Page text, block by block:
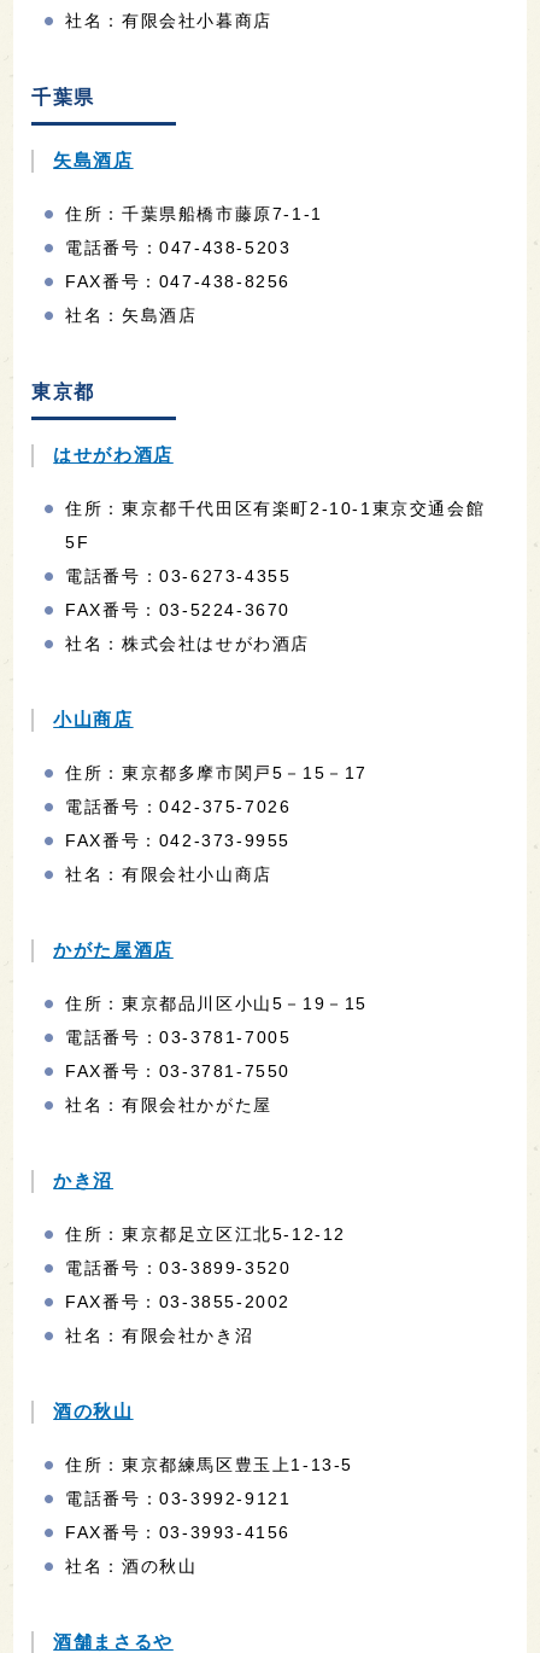
社名：有限会社小暮商店
千葉県
矢島酒店
住所：千葉県船橋市藤原7-1-1
電話番号：047-438-5203
FAX番号：047-438-8256
社名：矢島酒店
東京都
はせがわ酒店
住所：東京都千代田区有楽町2-10-1東京交通会館
5F
電話番号：03-6273-4355
FAX番号：03-5224-3670
社名：株式会社はせがわ酒店
小山商店
住所：東京都多摩市関戸5－15－17
電話番号：042-375-7026
FAX番号：042-373-9955
社名：有限会社小山商店
かがた屋酒店
住所：東京都品川区小山5－19－15
電話番号：03-3781-7005
FAX番号：03-3781-7550
社名：有限会社かがた屋
かき沼
住所：東京都足立区江北5-12-12
電話番号：03-3899-3520
FAX番号：03-3855-2002
社名：有限会社かき沼
酒の秋山
住所：東京都練馬区豊玉上1-13-5
電話番号：03-3992-9121
FAX番号：03-3993-4156
社名：酒の秋山
酒舗まさるや